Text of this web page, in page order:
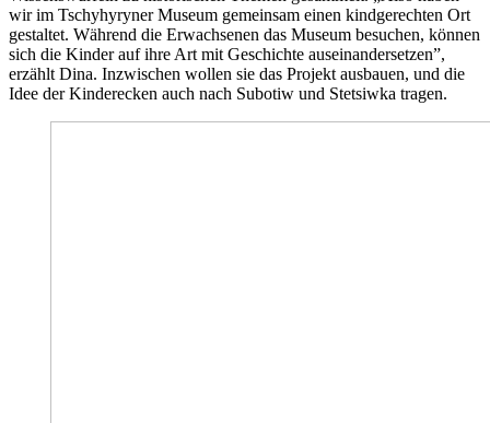
wir im Tschyhyryner Museum gemeinsam einen kindgerechten Ort
gestaltet. Während die Erwachsenen das Museum besuchen, können
sich die Kinder auf ihre Art mit Geschichte auseinandersetzen”,
erzählt Dina. Inzwischen wollen sie das Projekt ausbauen, und die
Idee der Kinderecken auch nach Subotiw und Stetsiwka tragen.